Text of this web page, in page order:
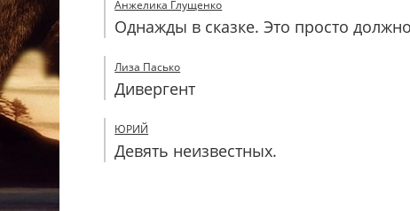
Анжелика Глущенко
Однажды в сказке. Это просто
Лиза Пасько
Дивергент
ЮРИЙ
Девять неизвестных.